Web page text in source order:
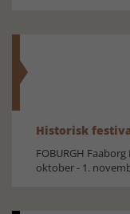
Historisk
FOBURGH
oktober - 1.